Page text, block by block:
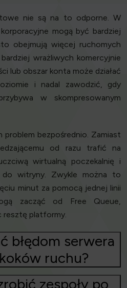
nie są na to odporne. W
mogą być bardziej
obejmują więcej ruchomych
wrażliwych komercyjnie
lub obszar konta może działać
i nadal zawodzić, gdy
w skompresowanym
problem bezpośrednio. Zamiast
od razu trafić na
wirtualną poczekalnię i
do witryny. Zwykle można to
minut za pomocą jednej linii
zacząć od Free Queue,
resztę platformy.
błędom serwera
ruchu?
zespoły po